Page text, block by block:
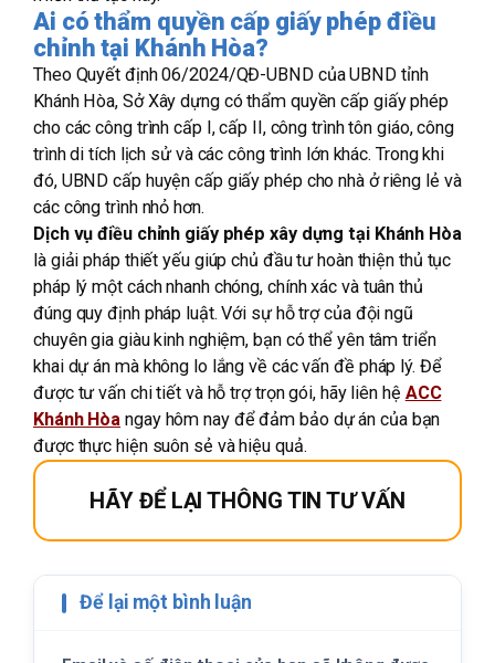
Ai có thẩm quyền cấp giấy phép điều
chỉnh tại Khánh Hòa?
Theo Quyết định 06/2024/QĐ-UBND của UBND tỉnh
Khánh Hòa, Sở Xây dựng có thẩm quyền cấp giấy phép
cho các công trình cấp I, cấp II, công trình tôn giáo, công
trình di tích lịch sử và các công trình lớn khác. Trong khi
đó, UBND cấp huyện cấp giấy phép cho nhà ở riêng lẻ và
các công trình nhỏ hơn.
Dịch vụ điều chỉnh giấy phép xây dựng tại Khánh Hòa
là giải pháp thiết yếu giúp chủ đầu tư hoàn thiện thủ tục
pháp lý một cách nhanh chóng, chính xác và tuân thủ
đúng quy định pháp luật. Với sự hỗ trợ của đội ngũ
chuyên gia giàu kinh nghiệm, bạn có thể yên tâm triển
khai dự án mà không lo lắng về các vấn đề pháp lý. Để
được tư vấn chi tiết và hỗ trợ trọn gói, hãy liên hệ ACC
Khánh Hòa ngay hôm nay để đảm bảo dự án của bạn
được thực hiện suôn sẻ và hiệu quả.
HÃY ĐỂ LẠI THÔNG TIN TƯ VẤN
Để lại một bình luận